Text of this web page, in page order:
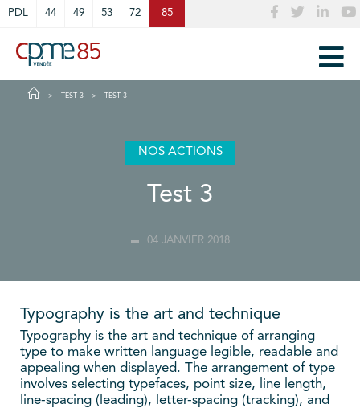
PDL 44 49 53 72 85
TEST 3 TEST 3
NOS ACTIONS
Test 3
04 JANVIER 2018
Typography is the art and technique
Typography is the art and technique of arranging
type to make written language legible, readable and
appealing when displayed. The arrangement of type
involves selecting typefaces, point size, line length,
line-spacing (leading), letter-spacing (tracking), and
Cookies management panel